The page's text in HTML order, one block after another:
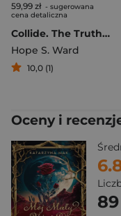
59,99 zł - sugerowana
cena detaliczna
Collide. The Truth Between Us
Hope S. Ward
10,0 (1)
Oceny i
89